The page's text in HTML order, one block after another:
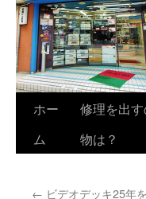
ホー
ム
修理を出
物は？
← ビデオデッキ25年